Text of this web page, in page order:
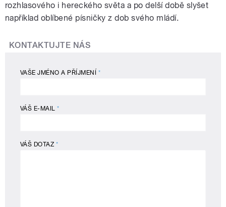
rozhlasového i hereckého světa a po delší době slyšet
například oblíbené písničky z dob svého mládí.
KONTAKTUJTE NÁS
VAŠE JMÉNO A PŘÍJMENÍ *
VÁŠ E-MAIL*
VÁŠ DOTAZ *